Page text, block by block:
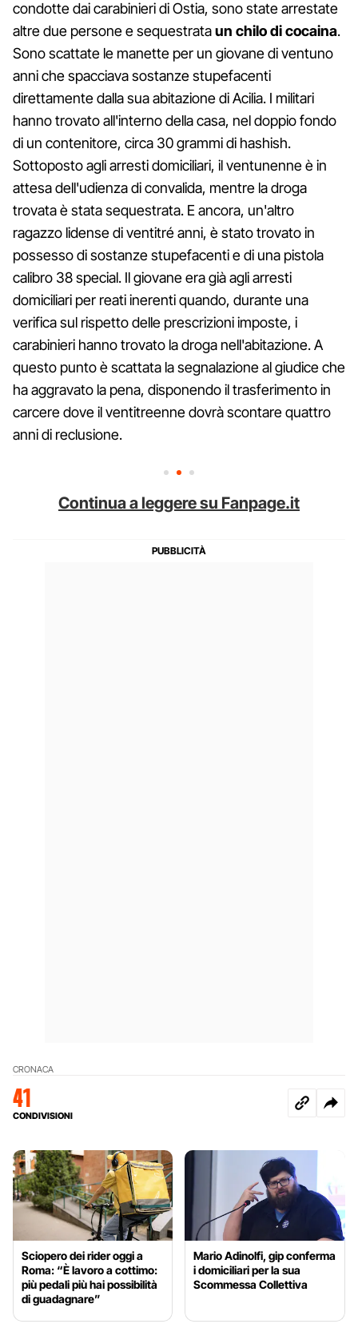
condotte dai carabinieri di Ostia, sono state arrestate
altre due persone e sequestrataun chilo di cocaina.
Sono scattate le manette per un giovane di ventuno
anni che spacciava sostanze stupefacenti
direttamente dalla sua abitazione di Acilia. I militari
hanno trovato all'interno della casa, nel doppio fondo
di un contenitore, circa 30 grammi di hashish.
Sottoposto agli arresti domiciliari, il ventunenne è in
attesa dell'udienza di convalida, mentre la droga
trovata è stata sequestrata. E ancora, un'altro
ragazzo lidense di ventitré anni, è stato trovato in
possesso di sostanze stupefacenti e di una pistola
calibro 38 special. Il giovane era già agli arresti
domiciliari per reati inerenti quando, durante una
verifica sul rispetto delle prescrizioni imposte, i
carabinieri hanno trovato la droga nell'abitazione. A
questo punto è scattata la segnalazione al giudice che
ha aggravato la pena, disponendo il trasferimento in
carcere dove il ventitreenne dovrà scontare quattro
anni di reclusione.
Continua a leggere su Fanpage.it
CRONACA
41
CONDIVISIONI
Sciopero dei rider oggi a
Roma: “È lavoro a cottimo:
più pedali più hai possibilità
di guadagnare”
Mario Adinolfi, gip conferma
i domiciliari per la sua
Scommessa Collettiva